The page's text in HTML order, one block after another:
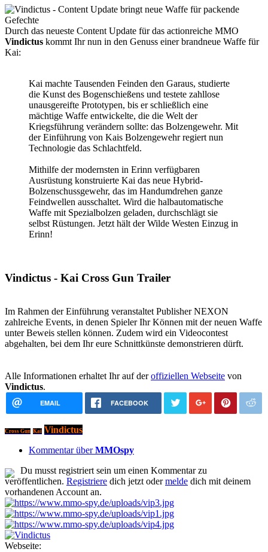
Durch das neueste Content Update für das actionreiche MMO
Vindictus kommt Ihr nun in den Genuss einer brandneue Waffe für
Kai:
Kai machte Tausenden Feinden den Garaus, studierte
die Kunst des Bogenschießens und testete zahllose
unausgereifte Prototypen, bis er schließlich eine
mächtige Waffe entwickelte, die die Welt der
Kriegsführung verändern sollte: das Bolzengewehr. Mit
der Einführung von Kais Bolzengewehr regiert nun
Technologie das Schlachtfeld.
Mithilfe der modernsten in Erinn verfügbaren
Ausrüstung konstruierte Kai das neue Hybrid-
Bolzenschussgewehr, das im Handumdrehen ganze
Feindwellen ausschaltet. Wird die halbautomatische
Waffe mit Spezialbolzen geladen, durchschlägt sie
selbst Rüstungen. Jetzt hält der Wilde Westen Einzug in
Erinn!
Vindictus - Kai Cross Gun Trailer
Im Rahmen der Einführung veranstaltet Publisher NEXON
zahlreiche Events, in denen Spieler Ihr Können mit der neuen Waffe
unter Beweis stellen können. Zudem wird ein Videocontest
abgehalten, bei dem Ihr eure Schnittkünste demonstrieren dürft.
Alle Informationen erhaltet Ihr auf deroffiziellen Webseite von
Vindictus.
EMAIL FACEBOOK
Cross Gun Kai Vindictus
Kommentar überMMOspy
Du musst registriert sein um einen Kommentar zu
veröffentlichen. Registriere dich jetzt odermelde dich mit deinem
vorhandenen Account an.
Webseite: